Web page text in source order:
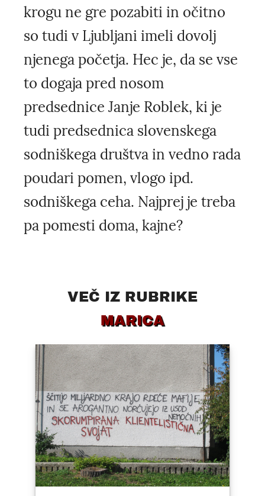
krogu ne gre pozabiti in očitno
so tudi v Ljubljani imeli dovolj
njenega početja. Hec je, da se vse
to dogaja pred nosom
predsednice Janje Roblek, ki je
tudi predsednica slovenskega
sodniškega društva in vedno rada
poudari pomen, vlogo ipd.
sodniškega ceha. Najprej je treba
pa pomesti doma, kajne?
VEČ IZ RUBRIKE
MARICA